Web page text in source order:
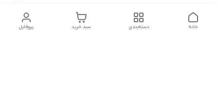
پروفایل سبد خرید دسته‌بندی خانه